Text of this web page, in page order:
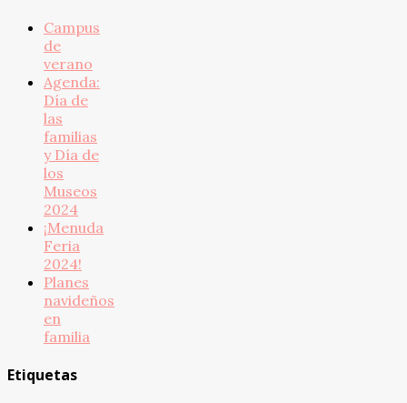
Campus
de
verano
Agenda:
Día de
las
familias
y Día de
los
Museos
2024
¡Menuda
Feria
2024!
Planes
navideños
en
familia
Etiquetas